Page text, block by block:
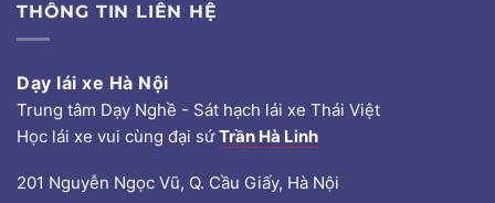
THÔNG TIN LIÊN HỆ
Dạy lái xe Hà Nội
Trung tâm Dạy Nghề - Sát hạch lái xe Thái Việt
Học lái xe vui cùng đại sứTrần Hà Linh
201 Nguyễn Ngọc Vũ, Q. Cầu Giấy, Hà Nội